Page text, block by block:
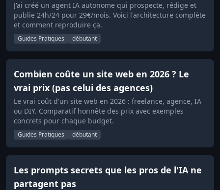
J'ai créé un agent IA autonome qui prospecte, rédige et
publie 24h/24 pour 29€/mois. Voici l'architecture complète
et comment reproduire ça.
Guides Pratiques débutant
Combien coûte un site web en 2026 ? Le
vrai prix (pas celui des agences)
Le vrai coût d'un site web en 2026 : freelance, agence, IA
ou DIY. Comparatif honnête des prix avec exemples
concrets pour chaque budget.
Guides Pratiques débutant
Les prompts secrets que les pros de l'IA ne
partagent pas